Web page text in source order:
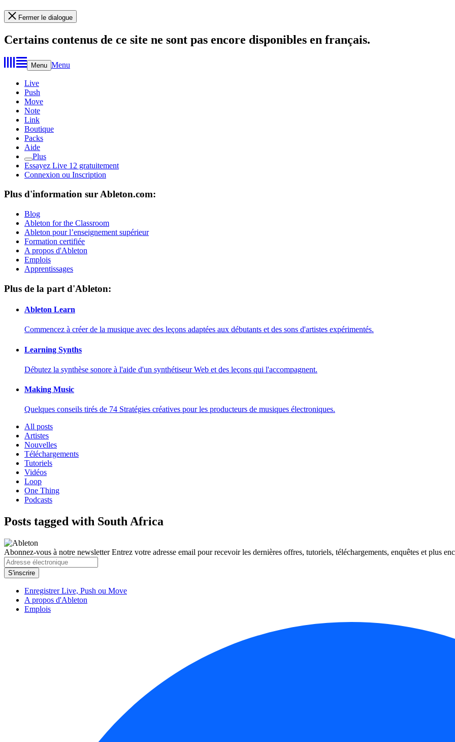
Fermer le dialogue
Certains contenus de ce site ne sont pas encore disponibles en français.
Menu Menu
Live
Push
Move
Note
Link
Boutique
Packs
Aide
Plus
Essayez Live 12 gratuitement
Connexion ou Inscription
Plus d'information sur Ableton.com:
Blog
Ableton for the Classroom
Ableton pour l’enseignement supérieur
Formation certifiée
A propos d'Ableton
Emplois
Apprentissages
Plus de la part d'Ableton:
Ableton Learn
Commencez à créer de la musique avec des leçons adaptées aux débutants et des sons d'artistes expérimentés.
Learning Synths
Débutez la synthèse sonore à l'aide d'un synthétiseur Web et des leçons qui l'accompagnent.
Making Music
Quelques conseils tirés de 74 Stratégies créatives pour les producteurs de musiques électroniques.
All posts
Artistes
Nouvelles
Téléchargements
Tutoriels
Vidéos
Loop
One Thing
Podcasts
Posts tagged with South Africa
Abonnez-vous à notre newsletterEntrez votre adresse email pour recevoir les dernières offres, tutoriels, téléchargements, enquêtes et plus
Enregistrer Live, Push ou Move
A propos d'Ableton
Emplois